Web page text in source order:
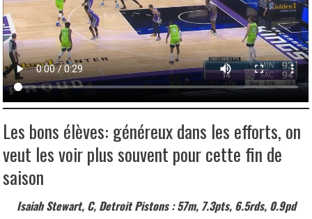
Les bons élèves: généreux dans les efforts, on
veut les voir plus souvent pour cette fin de
saison
Isaiah Stewart, C, Detroit Pistons : 57m, 7.3pts, 6.5rds, 0.9pd